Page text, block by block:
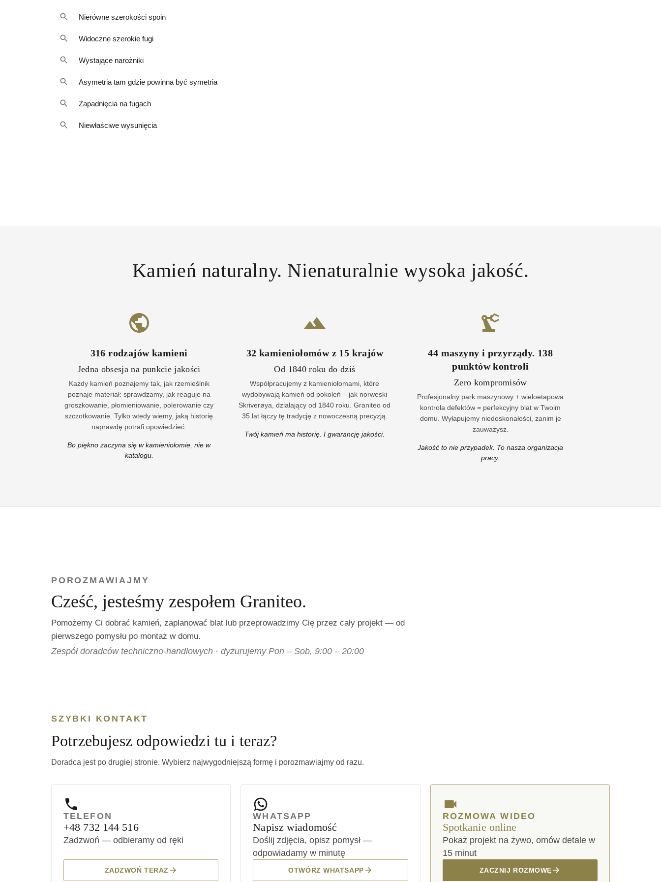
Nierówne szerokości spoin
Widoczne szerokie fugi
Wystające narożniki
Asymetria tam gdzie powinna być symetria
Zapadnięcia na fugach
Niewłaściwe wysunięcia
Kamień naturalny. Nienaturalnie wysoka jakość.
316 rodzajów kamieni
Jedna obsesja na punkcie jakości
Każdy kamień poznajemy tak, jak rzemieślnik
poznaje materiał: sprawdzamy, jak reaguje na
groszkowanie, płomieniowanie, polerowanie czy
szczotkowanie. Tylko wtedy wiemy, jaką historię
naprawdę potrafi opowiedzieć.
Bo piękno zaczyna się w kamieniołomie, nie w
katalogu.
32 kamieniołomów z 15 krajów
Od 1840 roku do dziś
Współpracujemy z kamieniołomami, które
wydobywają kamień od pokoleń – jak norweski
Skriverøya, działający od 1840 roku. Graniteo od
35 lat łączy tę tradycję z nowoczesną precyzją.
Twój kamień ma historię. I gwarancję jakości.
44 maszyny i przyrządy. 138
punktów kontroli
Zero kompromisów
Profesjonalny park maszynowy + wieloetapowa
kontrola defektów = perfekcyjny blat w Twoim
domu. Wyłapujemy niedoskonałości, zanim je
zauważysz.
Jakość to nie przypadek. To nasza organizacja
pracy.
POROZMAWIAJMY
Cześć, jesteśmy zespołem Graniteo.
Pomożemy Ci dobrać kamień, zaplanować blat lub przeprowadzimy Cię przez cały projekt — od
pierwszego pomysłu po montaż w domu.
Zespół doradców techniczno-handlowych · dyżurujemy Pon – Sob, 9:00 – 20:00
SZYBKI KONTAKT
Potrzebujesz odpowiedzi tu i teraz?
Doradca jest po drugiej stronie. Wybierz najwygodniejszą formę i porozmawiajmy od razu.
TELEFON
+48 732 144 516
Zadzwoń — odbieramy od ręki
ZADZWOŃ TERAZ
WHATSAPP
Napisz wiadomość
Doślij zdjęcia, opisz pomysł —
odpowiadamy w minutę
OTWÓRZ WHATSAPP
ROZMOWA WIDEO
Spotkanie online
Pokaż projekt na żywo, omów detale w
15 minut
ZACZNIJ ROZMOWĘ